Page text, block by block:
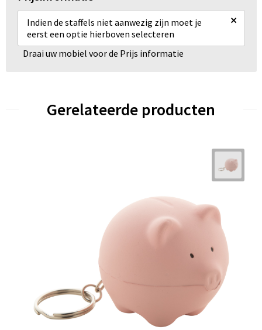
Indien de staffels niet aanwezig zijn moet je
eerst een optie hierboven selecteren
×
Draai uw mobiel voor de Prijs informatie
Gerelateerde producten